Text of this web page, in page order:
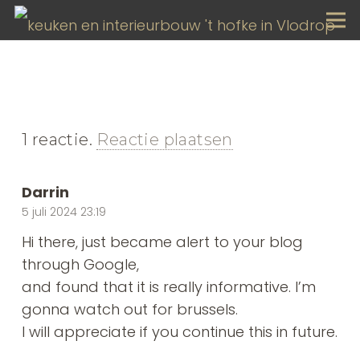
1 reactie. Reactie plaatsen
Darrin
5 juli 2024 23:19
Hi there, just became alert to your blog
through Google,
and found that it is really informative. I’m
gonna watch out for brussels.
I will appreciate if you continue this in future.